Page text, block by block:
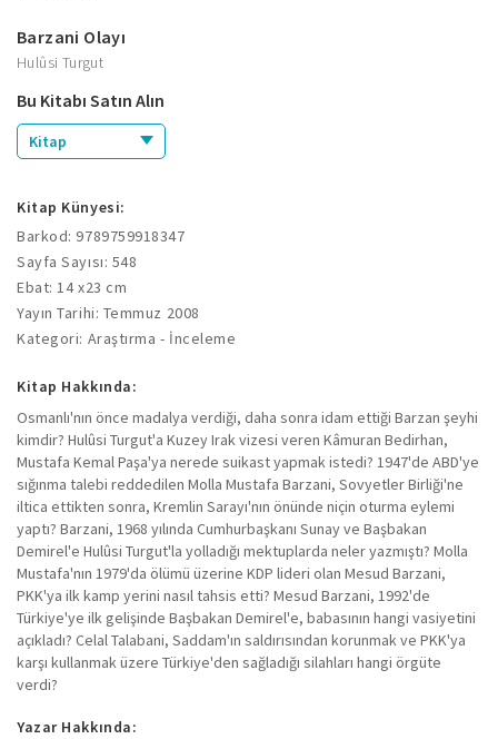
Barzani Olayı
Hulûsi Turgut
Bu Kitabı Satın Alın
Kitap
Kitap Künyesi:
Barkod: 9789759918347
Sayfa Sayısı: 548
Ebat: 14 x23 cm
Yayın Tarihi: Temmuz 2008
Kategori: Araştırma - İnceleme
Kitap Hakkında:
Osmanlı'nın önce madalya verdiği, daha sonra idam ettiği Barzan şeyhi
kimdir? Hulûsi Turgut'a Kuzey Irak vizesi veren Kâmuran Bedirhan,
Mustafa Kemal Paşa'ya nerede suikast yapmak istedi? 1947'de ABD'ye
sığınma talebi reddedilen Molla Mustafa Barzani, Sovyetler Birliği'ne
iltica ettikten sonra, Kremlin Sarayı'nın önünde niçin oturma eylemi
yaptı? Barzani, 1968 yılında Cumhurbaşkanı Sunay ve Başbakan
Demirel'e Hulûsi Turgut'la yolladığı mektuplarda neler yazmıştı? Molla
Mustafa'nın 1979'da ölümü üzerine KDP lideri olan Mesud Barzani,
PKK'ya ilk kamp yerini nasıl tahsis etti? Mesud Barzani, 1992'de
Türkiye'ye ilk gelişinde Başbakan Demirel'e, babasının hangi vasiyetini
açıkladı? Celal Talabani, Saddam'ın saldırısından korunmak ve PKK'ya
karşı kullanmak üzere Türkiye'den sağladığı silahları hangi örgüte
verdi?
Yazar Hakkında: